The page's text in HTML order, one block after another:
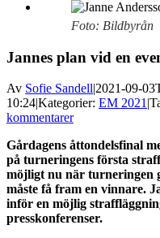
Foto: Bildbyrån
Jannes plan vid en
Av Sofie Sandell|2021-09-
10:24|Kategorier: EM 2021|
kommentarer
Gårdagens åttondelsfinal
på turneringens första
möjligt nu när turneringen
måste få fram en vinnare.
inför en möjlig
presskonferenser.